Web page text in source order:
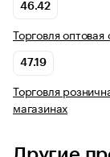
46.42
Торговля
47.19
Торговля
магазинах